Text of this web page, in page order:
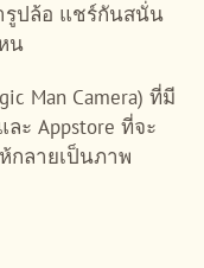
รูปล้อ แชร์กันสนั่น
น
Man Camera) ที่มี
ะ Appstore ที่จะ
กลายเป็นภาพ